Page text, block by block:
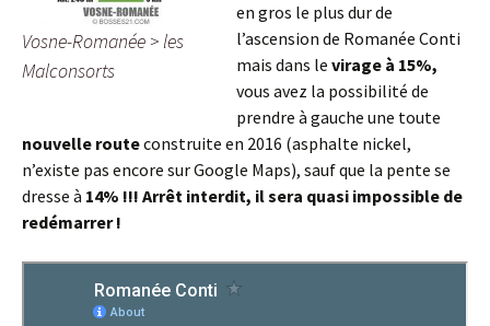
Vosne-Romanée > les
Malconsorts
en gros le plus dur de
l’ascension de Romanée Conti
mais dans le virage à 15%,
vous avez la possibilité de
prendre à gauche une toute
nouvelle routeconstruite en 2016 (asphalte nickel,
n’existe pas encore sur Google Maps), sauf que la pente se
dresse à 14% !!! Arrêt interdit, il sera quasi impossible de
redémarrer !